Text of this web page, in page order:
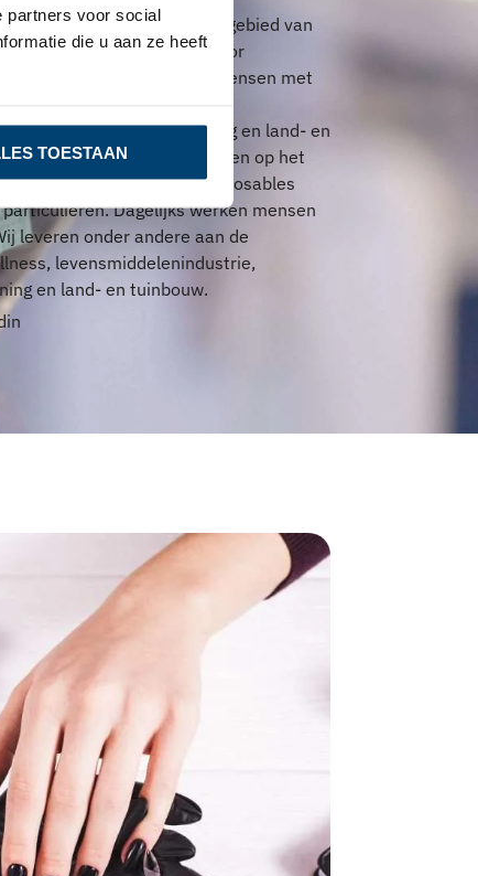
partners voor social
die u aan ze heeft
TOESTAAN
van producten op het gebied van
en disposables voor
Dagelijks werken mensen met
facilitaire dienstverlening en land- en
en leverancier van producten op het
en disposables
Dagelijks werken mensen
leveren onder andere aan de
levensmiddelenindustrie,
en land- en tuinbouw.